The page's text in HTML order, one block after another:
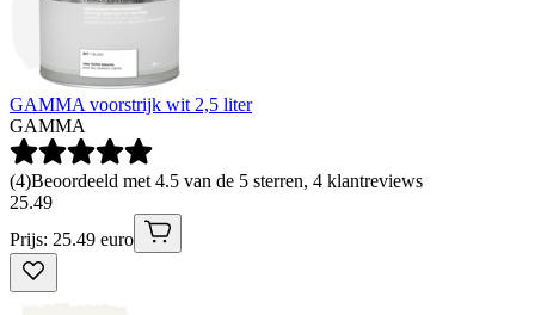
GAMMA voorstrijk wit 2,5 liter
GAMMA
(4)Beoordeeld met 4.5 van de 5 sterren, 4 klantreviews
25.49
Prijs: 25.49 euro